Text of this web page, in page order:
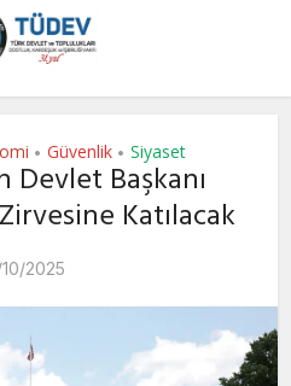
• Güvenlik • Siyaset
Başkanı
Katılacak
2025